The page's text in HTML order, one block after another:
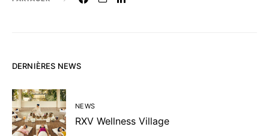
DERNIÈRES NEWS
NEWS
RXV Wellness Village